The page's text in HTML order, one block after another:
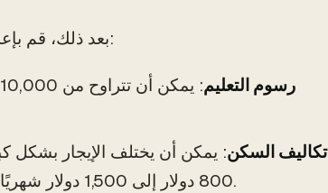
بعد ذلك، قم بإعداد قائمة بنفقاتك المتوقعة. تشمل هذه عادة:
رسوم التعليم
تكاليف السكن: يمكن أن يختلف الإيجار بشكل
800 دولار إلى 1,500 دولار شهريًا لشقق مشتركة في المناطق الحضرية.